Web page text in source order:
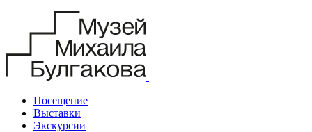
Посещение
Выставки
Экскурсии